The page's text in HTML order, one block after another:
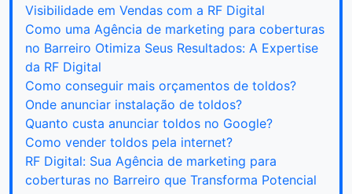
Visibilidade em Vendas com a RF Digital
Como uma Agência de marketing para coberturas
no Barreiro Otimiza Seus Resultados: A Expertise
da RF Digital
Como conseguir mais orçamentos de toldos?
Onde anunciar instalação de toldos?
Quanto custa anunciar toldos no Google?
Como vender toldos pela internet?
RF Digital: Sua Agência de marketing para
coberturas no Barreiro que Transforma Potencial